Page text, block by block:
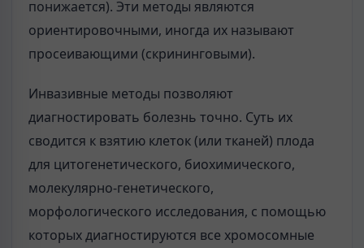
понижается). Эти методы являются
ориентировочными, иногда их называют
просеивающими (скрининговыми).
Инвазивные методы позволяют
диагностировать болезнь точно. Суть их
сводится к взятию клеток (или тканей) плода
для цитогенетического, биохимического,
молекулярно-генетического,
морфологического исследования, с помощью
которых диагностируются все хромосомные